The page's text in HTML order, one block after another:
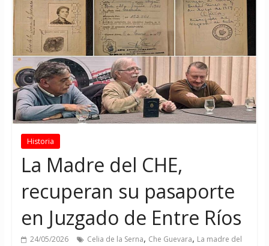
Historia
La Madre del CHE,
recuperan su pasaporte
en Juzgado de Entre Ríos
24/05/2026 Celia de la Serna, Che Guevara, La madre del